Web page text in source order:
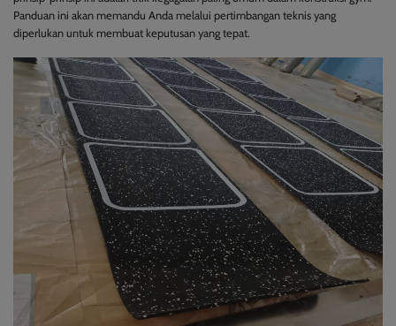
Panduan ini akan memandu Anda melalui pertimbangan teknis yang
diperlukan untuk membuat keputusan yang tepat.